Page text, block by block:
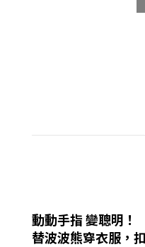
動動手指 變聰明！
替波波熊穿衣服，